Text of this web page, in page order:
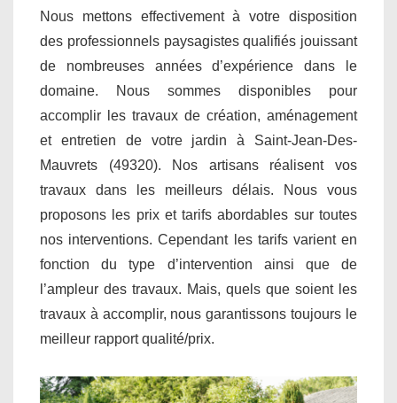
Nous mettons effectivement à votre disposition
des professionnels paysagistes qualifiés jouissant
de nombreuses années d’expérience dans le
domaine. Nous sommes disponibles pour
accomplir les travaux de création, aménagement
et entretien de votre jardin à Saint-Jean-Des-
Mauvrets (49320). Nos artisans réalisent vos
travaux dans les meilleurs délais. Nous vous
proposons les prix et tarifs abordables sur toutes
nos interventions. Cependant les tarifs varient en
fonction du type d’intervention ainsi que de
l’ampleur des travaux. Mais, quels que soient les
travaux à accomplir, nous garantissons toujours le
meilleur rapport qualité/prix.